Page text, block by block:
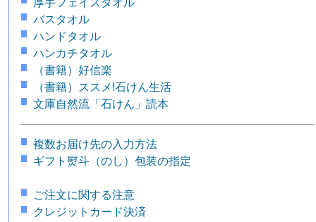
厚手フェイスタオル
バスタオル
ハンドタオル
ハンカチタオル
（書籍）好信楽
（書籍）ススメ!石けん生活
文庫自然流「石けん」読本
複数お届け先の入力方法
ギフト熨斗（のし）包装の指定
ご注文に関する注意
クレジットカード決済